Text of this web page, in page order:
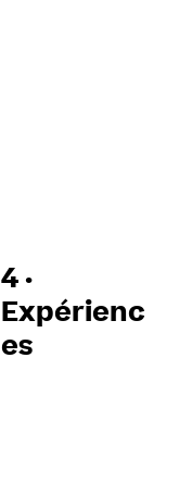
4 ·
Expérienc
es